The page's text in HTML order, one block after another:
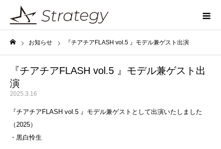
お知らせ 『チアチアFLASH vol.5 』モデル兼ゲスト出演
『チアチアFLASH vol.5 』モデル兼ゲスト出
演
2025.3.16
『チアチアFLASH vol.5 』モデル兼ゲストとして出演いたしました
（2025）
・黒白怜生